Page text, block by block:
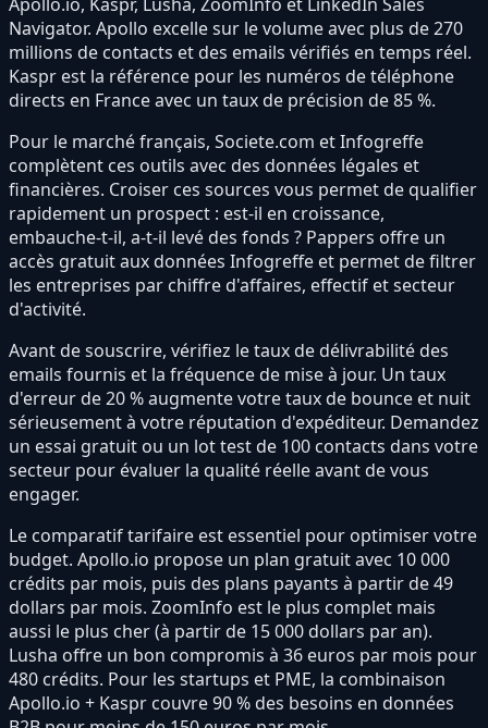
Navigator. Apollo excelle sur le volume avec plus de 270
millions de contacts et des emails vérifiés en temps réel.
Kaspr est la référence pour les numéros de téléphone
directs en France avec un taux de précision de 85 %.
Pour le marché français, Societe.com et Infogreffe
complètent ces outils avec des données légales et
financières. Croiser ces sources vous permet de qualifier
rapidement un prospect : est-il en croissance,
embauche-t-il, a-t-il levé des fonds ? Pappers offre un
accès gratuit aux données Infogreffe et permet de filtrer
les entreprises par chiffre d'affaires, effectif et secteur
d'activité.
Avant de souscrire, vérifiez le taux de délivrabilité des
emails fournis et la fréquence de mise à jour. Un taux
d'erreur de 20 % augmente votre taux de bounce et nuit
sérieusement à votre réputation d'expéditeur. Demandez
un essai gratuit ou un lot test de 100 contacts dans votre
secteur pour évaluer la qualité réelle avant de vous
engager.
Le comparatif tarifaire est essentiel pour optimiser votre
budget. Apollo.io propose un plan gratuit avec 10 000
crédits par mois, puis des plans payants à partir de 49
dollars par mois. ZoomInfo est le plus complet mais
aussi le plus cher (à partir de 15 000 dollars par an).
Lusha offre un bon compromis à 36 euros par mois pour
480 crédits. Pour les startups et PME, la combinaison
Apollo.io + Kaspr couvre 90 % des besoins en données